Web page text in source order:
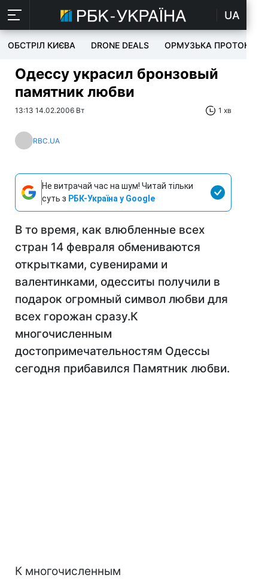
UA
ОБСТРІЛ КИЄВА DRONE DEALS ОРМУЗЬКА ПРОТОКА
Одессу украсил бронзовый
памятник любви
13:13 14.02.2006 Вт 1 хв
RBC.UA
Не витрачай час на шум! Читай тільки
суть з РБК-Україна у Google
В то время, как влюбленные всех
стран 14 февраля обмениваются
открытками, сувенирами и
валентинками, одесситы получили в
подарок огромный символ любви для
всех горожан сразу.К
многочисленным
достопримечательностям Одессы
сегодня прибавился Памятник любви.
К многочисленным